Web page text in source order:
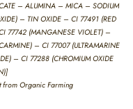
– ALUMINA – MICA – SODIUM
– TIN OXIDE – CI 77491 (RED
77742 (MANGANESE VIOLET) –
– CI 77007 (ULTRAMARINE
– CI 77288 (CHROMIUM OXIDE
from Organic Farming